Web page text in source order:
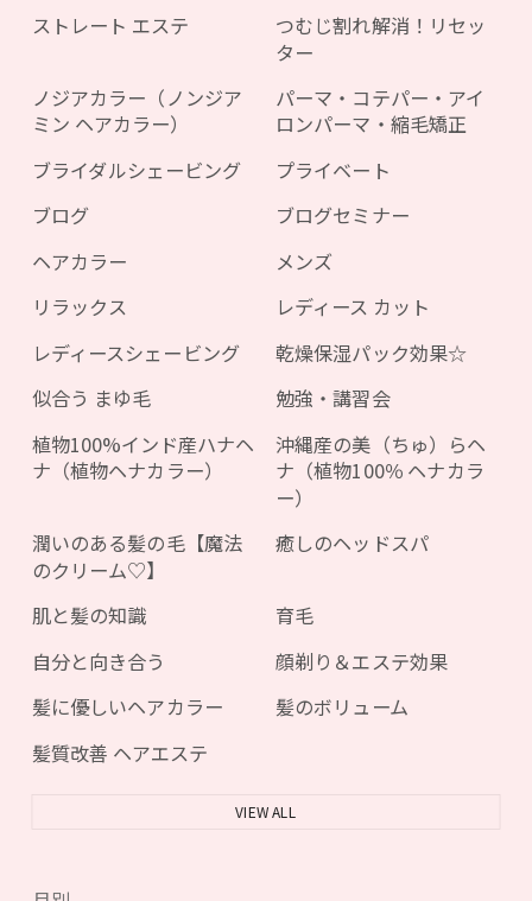
ストレート エステ
つむじ割れ解消！リセッ
ター
ノジアカラー（ノンジア
ミン ヘアカラー）
パーマ・コテパー・アイ
ロンパーマ・縮毛矯正
ブライダルシェービング
プライベート
ブログ
ブログセミナー
ヘアカラー
メンズ
リラックス
レディース カット
レディースシェービング
乾燥保湿パック効果☆
似合う まゆ毛
勉強・講習会
植物100%インド産ハナヘ
ナ（植物ヘナカラー）
沖縄産の美（ちゅ）らヘ
ナ（植物100％ ヘナカラ
ー）
潤いのある髪の毛【魔法
のクリーム♡】
癒しのヘッドスパ
肌と髪の知識
育毛
自分と向き合う
顔剃り＆エステ効果
髪に優しいヘアカラー
髪のボリューム
髪質改善 ヘアエステ
VIEW ALL